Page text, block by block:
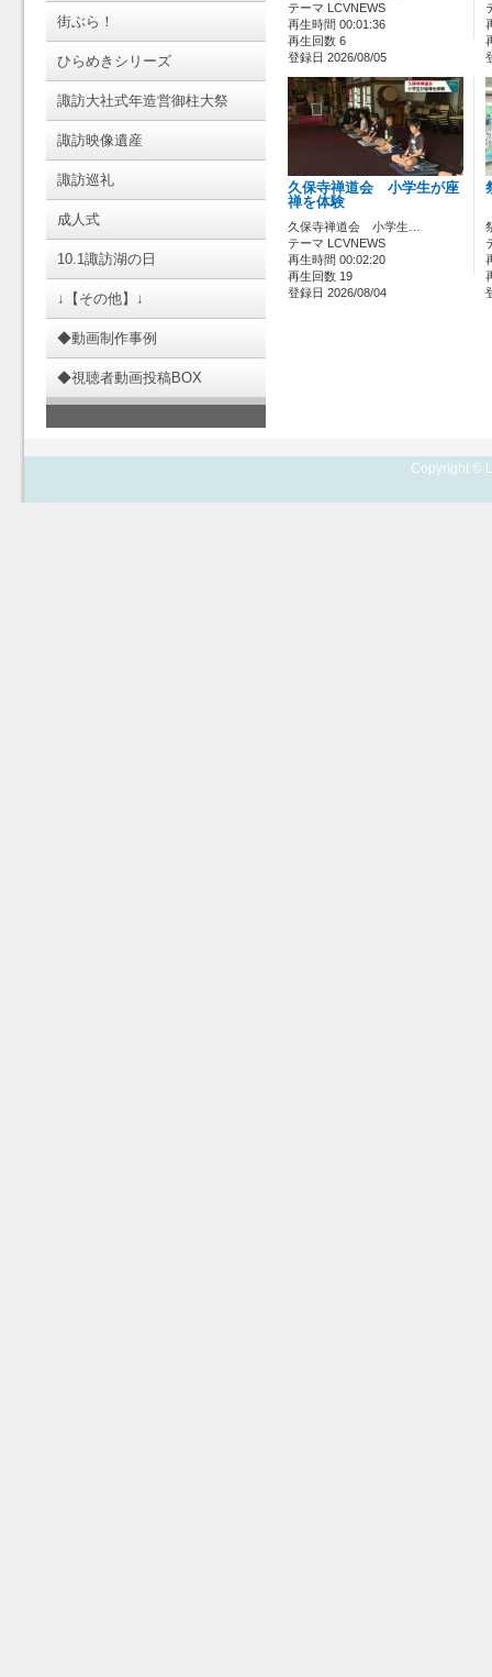
街ぶら！
ひらめきシリーズ
諏訪大社式年造営御柱大祭
諏訪映像遺産
諏訪巡礼
成人式
10.1諏訪湖の日
↓【その他】↓
◆動画制作事例
◆視聴者動画投稿BOX
テーマ LCVNEWS
再生時間 00:01:36
再生回数 6
登録日 2026/08/05
久保寺禅道会 小学生が座
禅を体験
久保寺禅道会 小学生…
テーマ LCVNEWS
再生時間 00:02:20
再生回数 19
登録日 2026/08/04
Copyright ©